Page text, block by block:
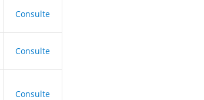
Consulte
Consulte
Consulte